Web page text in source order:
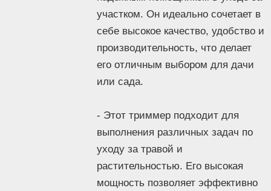
имеет место для крепления удлинителя.
Регулировка крепления ремня под
пользователя позволяет настроить
инструмент под ваши индивидуальные
предпочтения.
для ухода за небольшими и средними
подравнивание травы. Если вы ищете
тихий и эффективный инструмент для
работы на своем участке, этот
электрический триммер станет
участком. Он идеально сочетает в
себе высокое качество, удобство и
производительность, что делает
его отличным выбором для дачи
или сада.
- Этот триммер подходит для
выполнения различных задач по
уходу за травой и
растительностью. Его высокая
мощность позволяет эффективно